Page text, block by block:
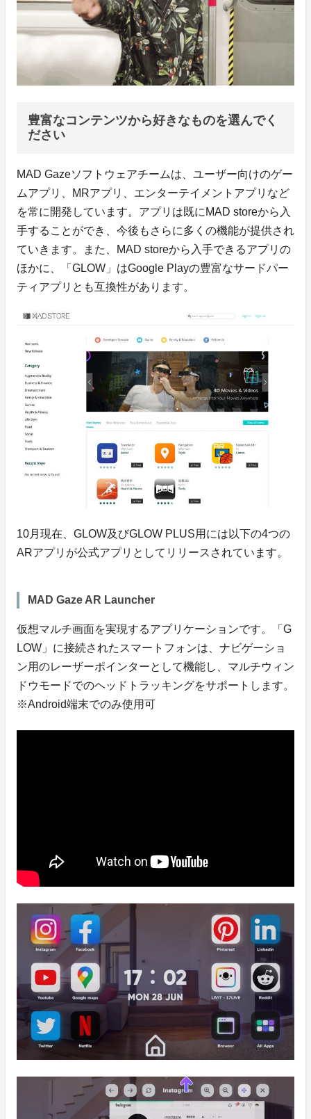
豊富なコンテンツから好きなものを選んでく
ださい
MAD Gazeソフトウェアチームは、ユーザー向けのゲー
ムアプリ、MRアプリ、エンターテイメントアプリなど
を常に開発しています。アプリは既にMAD storeから入
手することができ、今後もさらに多くの機能が提供され
ていきます。また、MAD storeから入手できるアプリの
ほかに、「GLOW」はGoogle Playの豊富なサードパー
ティアプリとも互換性があります。
10月現在、GLOW及びGLOW PLUS用には以下の4つの
ARアプリが公式アプリとしてリリースされています。
MAD Gaze AR Launcher
仮想マルチ画面を実現するアプリケーションです。「G
LOW」に接続されたスマートフォンは、ナビゲーショ
ン用のレーザーポインターとして機能し、マルチウィン
ドウモードでのヘッドトラッキングをサポートします。
※Android端末でのみ使用可